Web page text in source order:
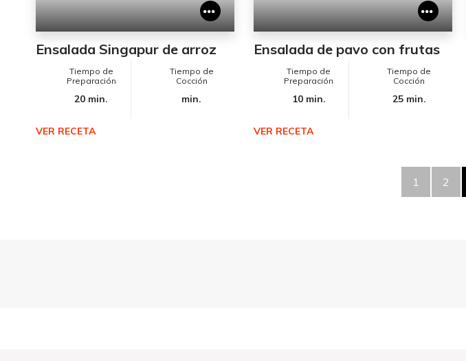
Ensalada Singapur de arroz
Tiempo de
Preparación
20 min.
Tiempo de
Cocción
min.
VER RECETA
Ensalada de pavo con frutas
Tiempo de
Preparación
10 min.
Tiempo de
Cocción
25 min.
VER RECETA
1 2